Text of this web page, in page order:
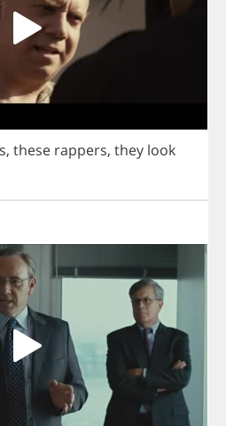
, these rappers, they look